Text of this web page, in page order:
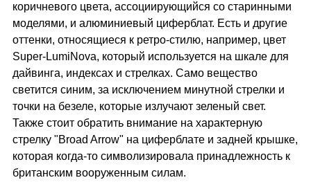
коричневого цвета, ассоциирующийся со старинными
моделями, и алюминиевый циферблат. Есть и другие
оттенки, относящиеся к ретро-стилю, например, цвет
Super-LumiNova, который используется на шкале для
дайвинга, индексах и стрелках. Само вещество
светится синим, за исключением минутной стрелки и
точки на безеле, которые излучают зеленый свет.
Также стоит обратить внимание на характерную
стрелку "Broad Arrow" на циферблате и задней крышке,
которая когда-то символизировала принадлежность к
британским вооруженным силам.